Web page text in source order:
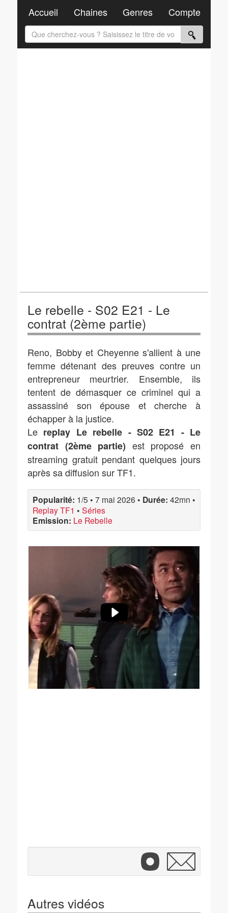
Le rebelle - S02 E21 - Le
contrat (2ème partie)
Reno, Bobby et Cheyenne s'allient à une
femme détenant des preuves contre un
entrepreneur meurtrier. Ensemble, ils
tentent de démasquer ce criminel qui a
assassiné son épouse et cherche à
échapper à la justice.
Le replay Le rebelle - S02 E21 - Le
contrat (2ème partie) est proposé en
streaming gratuit pendant quelques jours
après sa diffusion sur TF1.
Popularité: 1/5 • 7 mai 2026 • Durée: 42mn •
Replay TF1 • Séries
Emission: Le Rebelle
Autres vidéos
Accueil Chaines Genres Compte